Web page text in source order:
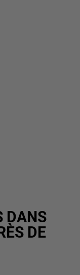
DANS
DE